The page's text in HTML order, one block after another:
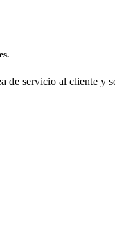
de servicio al cliente